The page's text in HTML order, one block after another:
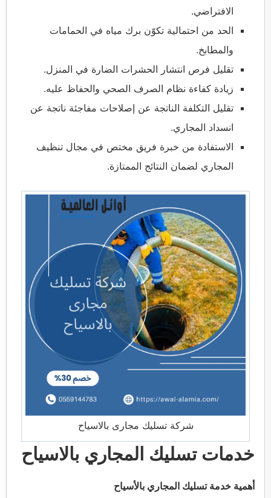
الافتراضي.
الحد من احتمالية تكوّن برك مياه في الحمامات
والمطابخ.
تقليل فرص انتشار الحشرات الضارة في المنزل.
زيادة كفاءة نظام الصرف الصحي والحفاظ عليه.
تقليل التكلفة الناتجة عن إصلاحات مفاجئة ناتجة عن
انسداد المجاري.
الاستفادة من خبرة فريق مختص في مجال تنظيف
المجاري لضمان النتائج الممتازة.
شركة تسليك مجارى بالاسياح
خدمات تسليك المجاري بالاسياح
أهمية خدمة تسليك المجاري بالأسياح